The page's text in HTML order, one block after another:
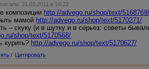
31.03.2011 в 16:22
композиции http://advego.ru/shop/text/
мамой http://advego.ru/shop/text/5170271/
– скуку (и в шутку и в серьез: советы
shop/text/5170568/
курить? http://advego.ru/shop/text/5170627/
/ Цитировать